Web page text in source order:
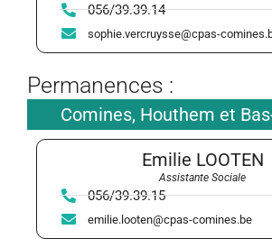
056/39.39.14
sophie.vercruysse@cpas-
Permanences :
Comines, Houthem et
Emilie LOOTEN
Assistante Sociale
056/39.39.15
emilie.looten@cpas-comines.be